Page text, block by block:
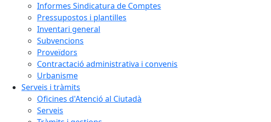
Informes Sindicatura de Comptes
Pressupostos i plantilles
Inventari general
Subvencions
Proveïdors
Contractació administrativa i convenis
Urbanisme
Serveis i tràmits
Oficines d'Atenció al Ciutadà
Serveis